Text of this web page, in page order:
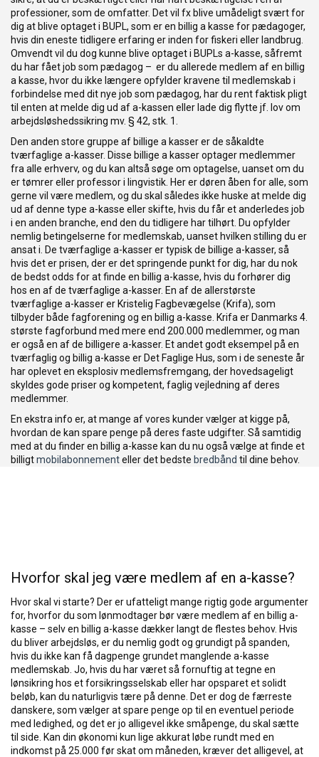
professioner, som de omfatter. Det vil fx blive umådeligt svært for
dig at blive optaget i BUPL, som er en billig a kasse for pædagoger,
hvis din eneste tidligere erfaring er inden for fiskeri eller landbrug.
Omvendt vil du dog kunne blive optaget i BUPLs a-kasse, såfremt
du har fået job som pædagog – er du allerede medlem af en billig
a kasse, hvor du ikke længere opfylder kravene til medlemskab i
forbindelse med dit nye job som pædagog, har du rent faktisk pligt
til enten at melde dig ud af a-kassen eller lade dig flytte jf. lov om
arbejdsløshedssikring mv. § 42, stk. 1.
Den anden store gruppe af billige a kasser er de såkaldte
tværfaglige a-kasser. Disse billige a kasser optager medlemmer
fra alle erhverv, og du kan altså søge om optagelse, uanset om du
er tømrer eller professor i lingvistik. Her er døren åben for alle, som
gerne vil være medlem, og du skal således ikke huske at melde dig
ud af denne type a-kasse eller skifte, hvis du får et anderledes job
i en anden branche, end den du tidligere har tilhørt. Du opfylder
nemlig betingelserne for medlemskab, uanset hvilken stilling du er
ansat i. De tværfaglige a-kasser er typisk de billige a-kasser, så
hvis det er prisen, der er det springende punkt for dig, har du nok
de bedst odds for at finde en billig a-kasse, hvis du forhører dig
hos en af de tværfaglige a-kasser. En af de allerstørste
tværfaglige a-kasser er Kristelig Fagbevægelse (Krifa), som
tilbyder både fagforening og en billig a-kasse. Krifa er Danmarks 4.
største fagforbund med mere end 200.000 medlemmer, og man
er også en af de billigere a-kasser. Et andet godt eksempel på en
tværfaglig og billig a-kasse er Det Faglige Hus, som i de seneste år
har oplevet en eksplosiv medlemsfremgang, der hovedsageligt
skyldes gode priser og kompetent, faglig vejledning af deres
medlemmer.
En ekstra info er, at mange af vores kunder vælger at kigge på,
hvordan de kan spare penge på deres faste udgifter. Så samtidig
med at du finder en billig a-kasse kan du nu også vælge at finde et
billigtmobilabonnementeller det bedste bredbånd til dine behov.
Hvorfor skal jeg være medlem af en a-kasse?
Hvor skal vi starte? Der er ufatteligt mange rigtig gode argumenter
for, hvorfor du som lønmodtager bør være medlem af en billig a-
kasse – selv en billig a-kasse dækker langt de flestes behov. Hvis
du bliver arbejdsløs, er du nemlig godt og grundigt på spanden,
hvis du ikke kan få dagpenge grundet manglende a-kasse
medlemskab. Jo, hvis du har været så fornuftig at tegne en
lønsikring hos et forsikringsselskab eller har opsparet et solidt
beløb, kan du naturligvis tære på denne. Det er dog de færreste
danskere, som vælger at spare penge op til en eventuel periode
med ledighed, og det er jo alligevel ikke småpenge, du skal sætte
til side. Kan din økonomi kun lige akkurat løbe rundt med en
indkomst på 25.000 før skat om måneden, kræver det alligevel, at